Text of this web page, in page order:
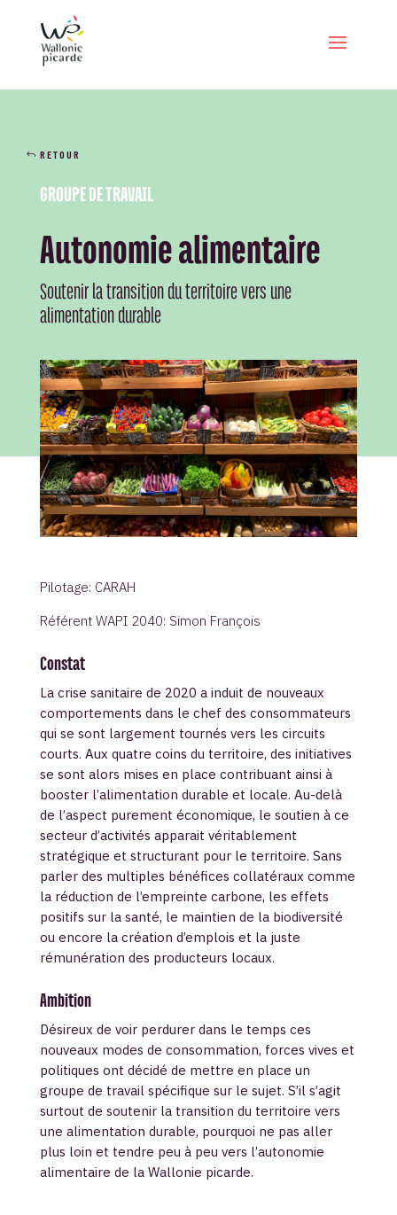
RETOUR
GROUPE DE TRAVAIL
Autonomie alimentaire
Soutenir la transition du territoire vers une
alimentation durable
Pilotage: CARAH
Référent WAPI 2040: Simon François
Constat
La crise sanitaire de 2020 a induit de nouveaux
comportements dans le chef des consommateurs
qui se sont largement tournés vers les circuits
courts. Aux quatre coins du territoire, des initiatives
se sont alors mises en place contribuant ainsi à
booster l’alimentation durable et locale. Au-delà
de l’aspect purement économique, le soutien à ce
secteur d’activités apparait véritablement
stratégique et structurant pour le territoire. Sans
parler des multiples bénéfices collatéraux comme
la réduction de l’empreinte carbone, les effets
positifs sur la santé, le maintien de la biodiversité
ou encore la création d’emplois et la juste
rémunération des producteurs locaux.
Ambition
Désireux de voir perdurer dans le temps ces
nouveaux modes de consommation, forces vives et
politiques ont décidé de mettre en place un
groupe de travail spécifique sur le sujet. S’il s’agit
surtout de soutenir la transition du territoire vers
une alimentation durable, pourquoi ne pas aller
plus loin et tendre peu à peu vers l’autonomie
alimentaire de la Wallonie picarde.